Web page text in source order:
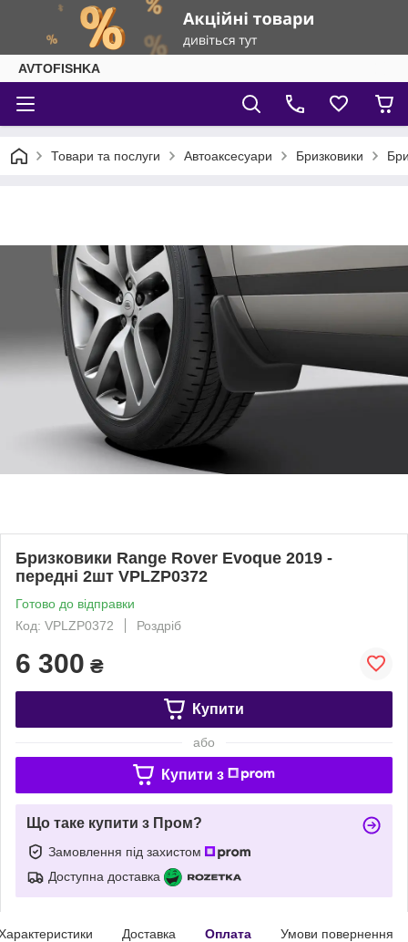
AVTOFISHKA
Товари та послуги Автоаксесуари Бризковики
Бризковики Range Rover Evoque 2019 -
передні 2шт VPLZP0372
Готово до відправки
Код: VPLZP0372
Роздріб
6 300 ₴
Купити
або
Купити з
Що таке купити з Пром?
Замовлення під захистом
Доступна доставка
Доставка Оплата Умови повернення